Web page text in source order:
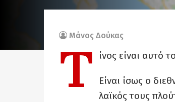
Μάνος Δούκας
Τ ίνος είναι αυτό
Είναι ίσως ο
λαϊκός τους